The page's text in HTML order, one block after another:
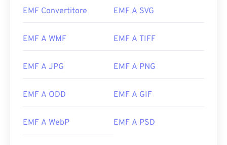
EMF Convertitore EMF A SVG
EMF A WMF EMF A TIFF
EMF A JPG EMF A PNG
EMF A ODD EMF A GIF
EMF A WebP EMF A PSD